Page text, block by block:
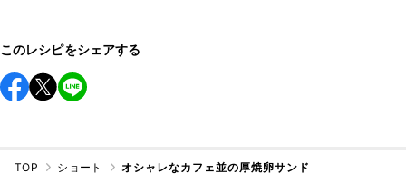
このレシピをシェアする
TOP ショート オシャレなカフェ並の厚焼卵サンド